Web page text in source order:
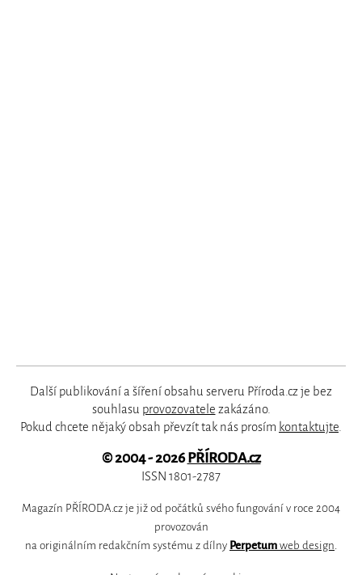
Další publikování a šíření obsahu serveru Příroda.cz je bez
souhlasu provozovatele zakázáno.
Pokud chcete nějaký obsah převzít tak nás prosím kontaktujte.
© 2004 - 2026PŘÍRODA.cz
ISSN 1801-2787
Magazín PŘÍRODA.cz je již od počátků svého fungování v roce 2004
provozován
na originálním redakčním systému z dílny Perpetum web design